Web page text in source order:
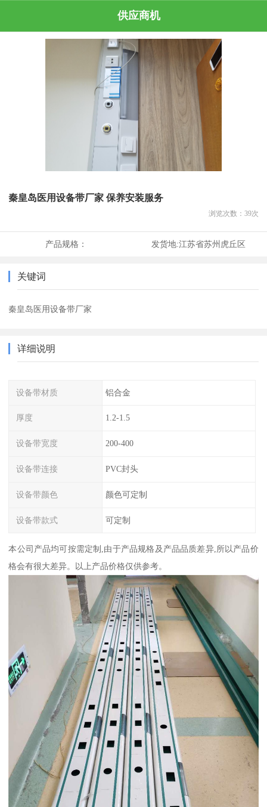
供应商机
秦皇岛医用设备带厂家 保养安装服务
浏览次数： 39次
产品规格： 发货地:江苏省苏州虎丘区
关键词
秦皇岛医用设备带厂家
详细说明
设备带材质 铝合金
厚度 1.2-1.5
设备带宽度 200-400
设备带连接 PVC封头
设备带颜色 颜色可定制
设备带款式 可定制
本公司产品均可按需定制,由于产品规格及产品品质差异,所以产品价
格会有很大差异。以上产品价格仅供参考。